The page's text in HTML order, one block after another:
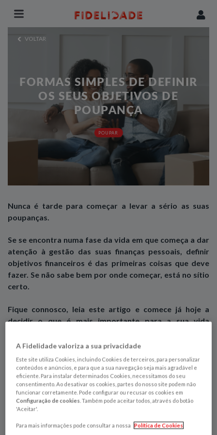
VOLTAR
FORMAS SIMPLES DE DEFINIR
OS SEUS OBJETIVOS DE
POUPANÇA
POUPAR
Nunca é tarde para começar a levar a sério as suas
poupanças.
Se se encontra numa fase da vida em que começa a dar
atenção à gestão das suas finanças pessoais, definir
objetivos financeiros é das primeiras coisas que deve
fazer. Se não sabe bem por onde começar, está no sítio
certo.
Fique connosco, leia este artigo e comece já hoje a
decidir o que é mais importante para a sua vida
O que é um objetivo financeiro?
O objetivo financeiro é algo que desejamos concretizar; é
uma finalidade que envolve dinheiro. Pense nos objetivos
financeiros como uma bússola que aponta para onde deve
direcionar o seu dinheiro.
A Fidelidade valoriza a sua privacidade
Este site utiliza Cookies, incluindo Cookies de terceiros, para personalizar
conteúdos e anúncios, e para que a sua navegação seja mais agradável e
eficiente. Para instalar determinados Cookies, necessitamos do seu
consentimento. Ao desativar os cookies, partes do nosso site podem não
funcionar corretamente. Pode configurar ou recusar os cookies em
Configuração de cookies . Também pode aceitar todos, através do botão
'Aceitar'.
Para mais informações pode consultar a nossa Política de Cookies